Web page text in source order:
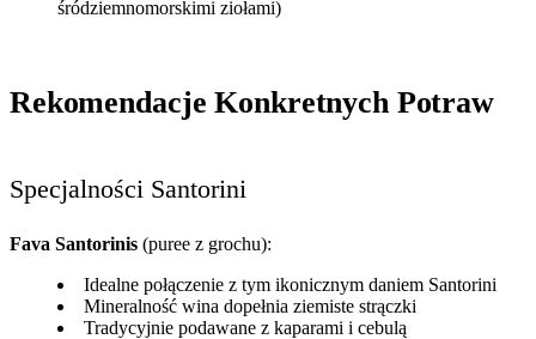
śródziemnomorskimi ziołami)
Rekomendacje Konkretnych Potraw
Specjalności Santorini
Fava Santorinis (puree z grochu):
Idealne połączenie z tym ikonicznym daniem Santorini
Mineralność wina dopełnia ziemiste strączki
Tradycyjnie podawane z kaparami i cebulą